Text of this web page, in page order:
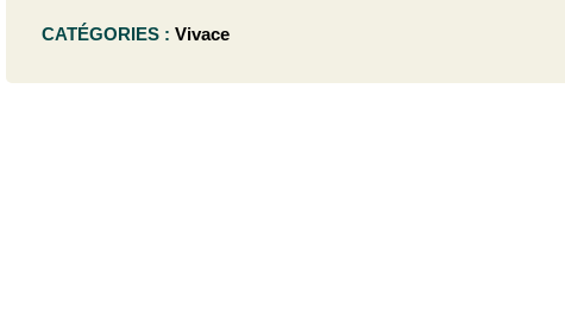
purp.
'Cheyenne
CATÉGORIES : Vivace